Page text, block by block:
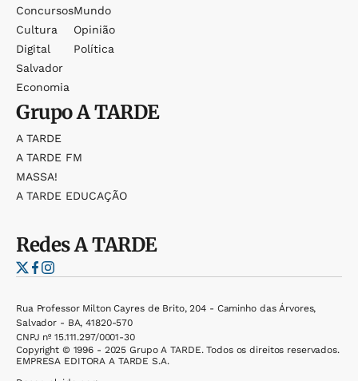
Concursos
Cultura
Digital
Salvador
Economia
Mundo
Opinião
Política
GrupoA TARDE
A TARDE
A TARDE FM
MASSA!
A TARDE EDUCAÇÃO
RedesA TARDE
Rua Professor Milton Cayres de Brito, 204 - Caminho das Árvores,
Salvador - BA, 41820-570
CNPJ nº 15.111.297/0001-30
Copyright © 1996 - 2025 Grupo A TARDE. Todos os direitos reservados.
EMPRESA EDITORA A TARDE S.A.